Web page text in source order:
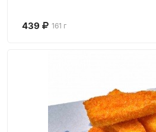
439 161 г